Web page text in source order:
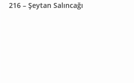
216 – Şeytan Salıncağı